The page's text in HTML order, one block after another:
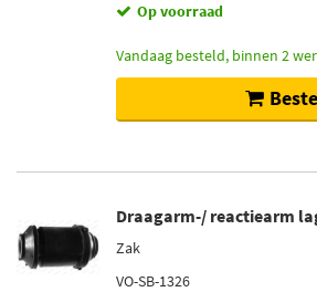
Op voorraad
Vandaag besteld, binnen 2
Draagarm-/ reactiearm
Zak
VO-SB-1326